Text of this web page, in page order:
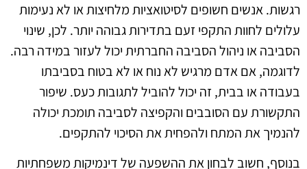
רגשות. אנשים חשופים לסיטואציות מלחיצות או לא נעימות
עלולים לחוות התקפי זעם בתדירות גבוהה יותר. לכן, שינוי
הסביבה או ניהול הסביבה החברתית יכול לעזור במידה רבה.
לדוגמה, אם אדם מרגיש לא נוח או לא בטוח בסביבתו
בעבודה או בבית, זה יכול להוביל לתגובות כעס. שיפור
התקשורת עם הסובבים והקפיצה לסביבה תומכת יכולה
להנמיך את המתח ולהפחית את הסיכוי להתקפים.
בנוסף, חשוב לבחון את ההשפעה של דינמיקות משפחתיות